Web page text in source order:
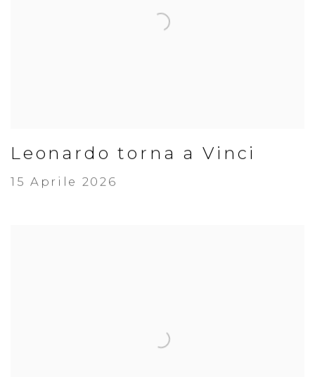
Leonardo torna a Vinci
15 Aprile 2026